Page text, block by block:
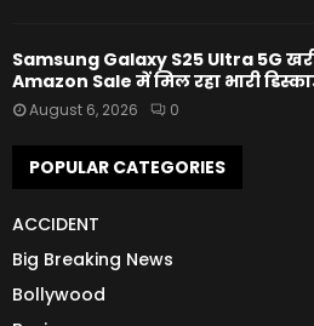
Samsung Galaxy S25 Ultra 5G
Amazon Sale में मिल रहा भारी
August 6, 2026 0
POPULAR CATEGORIES
ACCIDENT
Big Breaking News
Bollywood